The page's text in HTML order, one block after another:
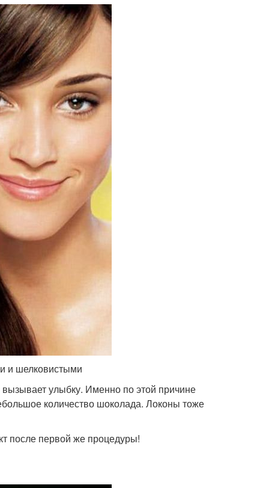
и шелковистыми
улыбку. Именно по этой причине
количество шоколада. Локоны тоже
после первой же процедуры!